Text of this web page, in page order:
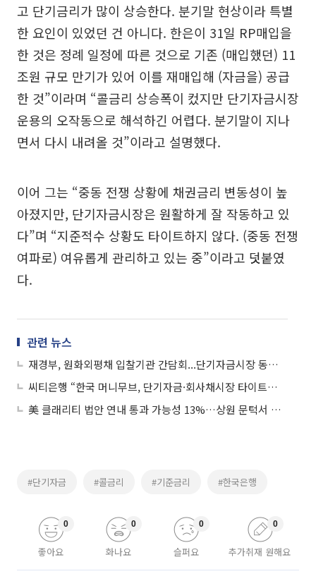
고 단기금리가 많이 상승한다. 분기말 현상이라 특별
한 요인이 있었던 건 아니다. 한은이 31일 RP매입을
한 것은 정례 일정에 따른 것으로 기존 (매입했던) 11
조원 규모 만기가 있어 이를 재매입해 (자금을) 공급
한 것”이라며 “콜금리 상승폭이 컸지만 단기자금시장
운용의 오작동으로 해석하긴 어렵다. 분기말이 지나
면서 다시 내려올 것”이라고 설명했다.
이어 그는 “중동 전쟁 상황에 채권금리 변동성이 높
아졌지만, 단기자금시장은 원활하게 잘 작동하고 있
다”며 “지준적수 상황도 타이트하지 않다. (중동 전쟁
여파로) 여유롭게 관리하고 있는 중”이라고 덧붙였
다.
관련 뉴스
재경부, 원화외평채 입찰기관 간담회...단기자금시장 동향 점검
씨티은행 “한국 머니무브, 단기자금·회사채시장 타이트…경색 국면 아냐”
美 클래리티 법안 연내 통과 가능성 13%…상원 문턱서 제동
#단기자금 #콜금리 #기준금리 #한국은행
좋아요
0
화나요
0
슬퍼요
0
추가취재 원해요
0